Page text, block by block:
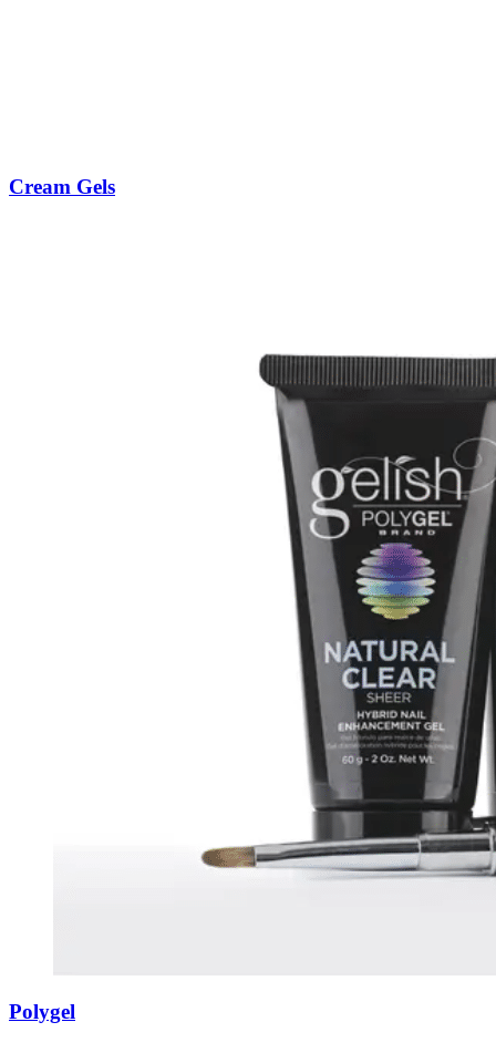
Cream Gels
Polygel